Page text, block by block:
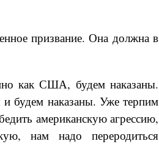
призвание. Она должна в
как США, будем наказаны.
будем наказаны. Уже терпим
американскую агрессию,
нам надо переродиться